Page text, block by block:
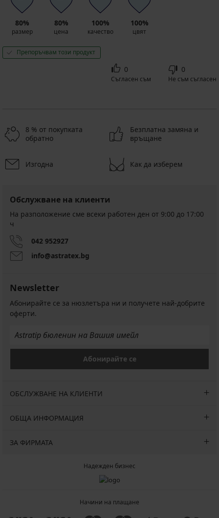
80%
размер
80%
цена
100%
качество
100%
цвят
Препоръчвам този продукт
0
Съгласен съм
0
Не съм съгласен
8 % от покупката
обратно
Безплатна замяна и
връщане
Изгодна Как да изберем
Обслужване на клиенти
На разположение сме всеки работен ден от 9:00 до 17:00
ч
042 952927
info@astratex.bg
Newsletter
Абонирайте се за нюзлетъра ни и получете най-добрите
оферти.
Абонирайте се
ОБСЛУЖВАНЕ НА КЛИЕНТИ
ОБЩА ИНФОРМАЦИЯ
ЗА ФИРМАТА
Надежден бизнес
Начини на плащане